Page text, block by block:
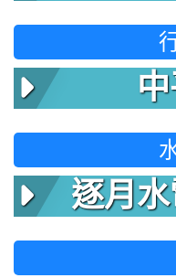
逐月